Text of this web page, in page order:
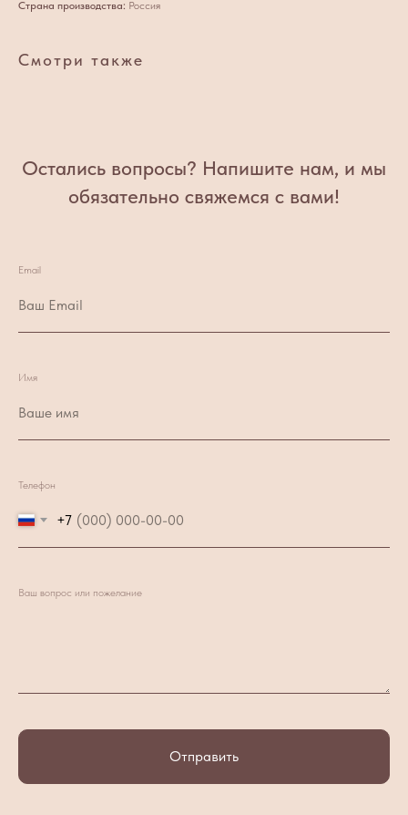
Страна производства: Россия
Смотри также
Остались вопросы? Напишите нам, и мы
обязательно свяжемся с вами!
Email
Имя
Телефон
+7
Ваш вопрос или пожелание
Отправить